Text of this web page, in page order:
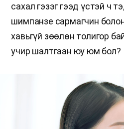
сахал гэзэг гээд үстэй ч
шимпанзе сармагчин
хавьгүй зөөлөн толигор
учир шалтгаан юу юм бол?